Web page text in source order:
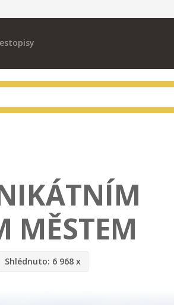
MĚSTEM
Shlédnuto: 6 968 x